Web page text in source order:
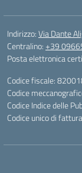
Indirizzo:Via Dante
Centralino:+39
Posta elettronica
Codice fiscale:
Codice
Codice Indice delle
Codice unico di